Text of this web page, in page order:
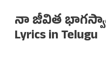
నా జీవిత భాగస్వామి
Lyrics in Telugu